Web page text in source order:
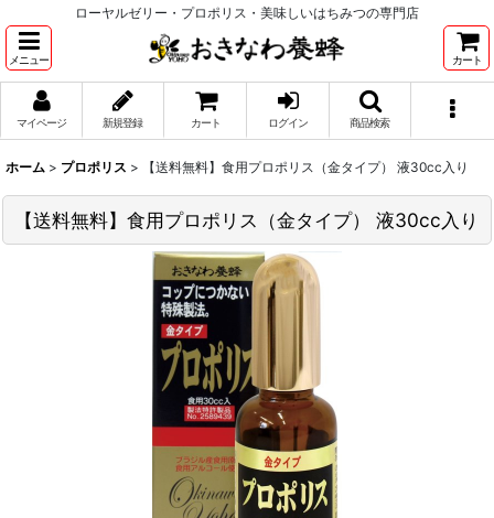
ローヤルゼリー・プロポリス・美味しいはちみつの専門店
メニュー カート
マイページ 新規登録 カート ログイン 商品検索
ホーム > プロポリス > 【送料無料】食用プロポリス（金タイプ） 液30cc入り
【送料無料】食用プロポリス（金タイプ） 液30cc入り